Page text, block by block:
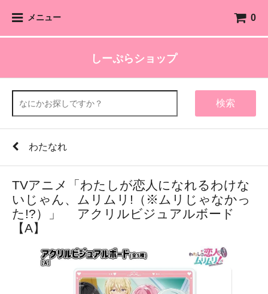
メニュー 0
しーぷらショップ
検索
わたなれ
TVアニメ「わたしが恋人になれるわけな
いじゃん、ムリムリ!（※ムリじゃなかっ
た!?）」 アクリルビジュアルボード
【A】